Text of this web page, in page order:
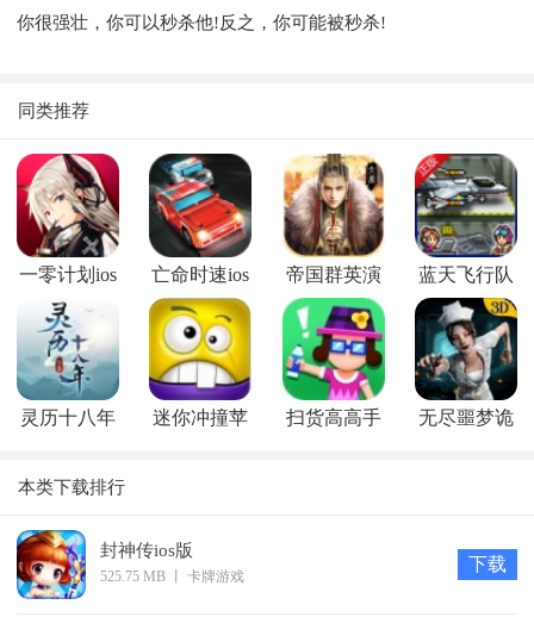
你很强壮，你可以秒杀他!反之，你可能被秒杀!
同类推荐
一零计划ios
版
亡命时速ios
版
帝国群英演
义ios版
蓝天飞行队
物语ios版
灵历十八年
迷你冲撞苹
扫货高高手
无尽噩梦诡
本类下载排行
封神传ios版
525.75 MB 卡牌游戏
下载